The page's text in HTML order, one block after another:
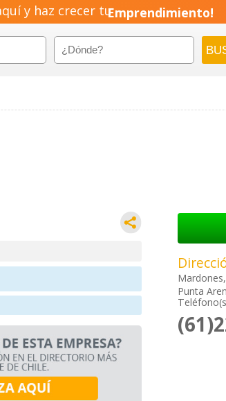
y haz crecer tuEmprendimiento!
Punta